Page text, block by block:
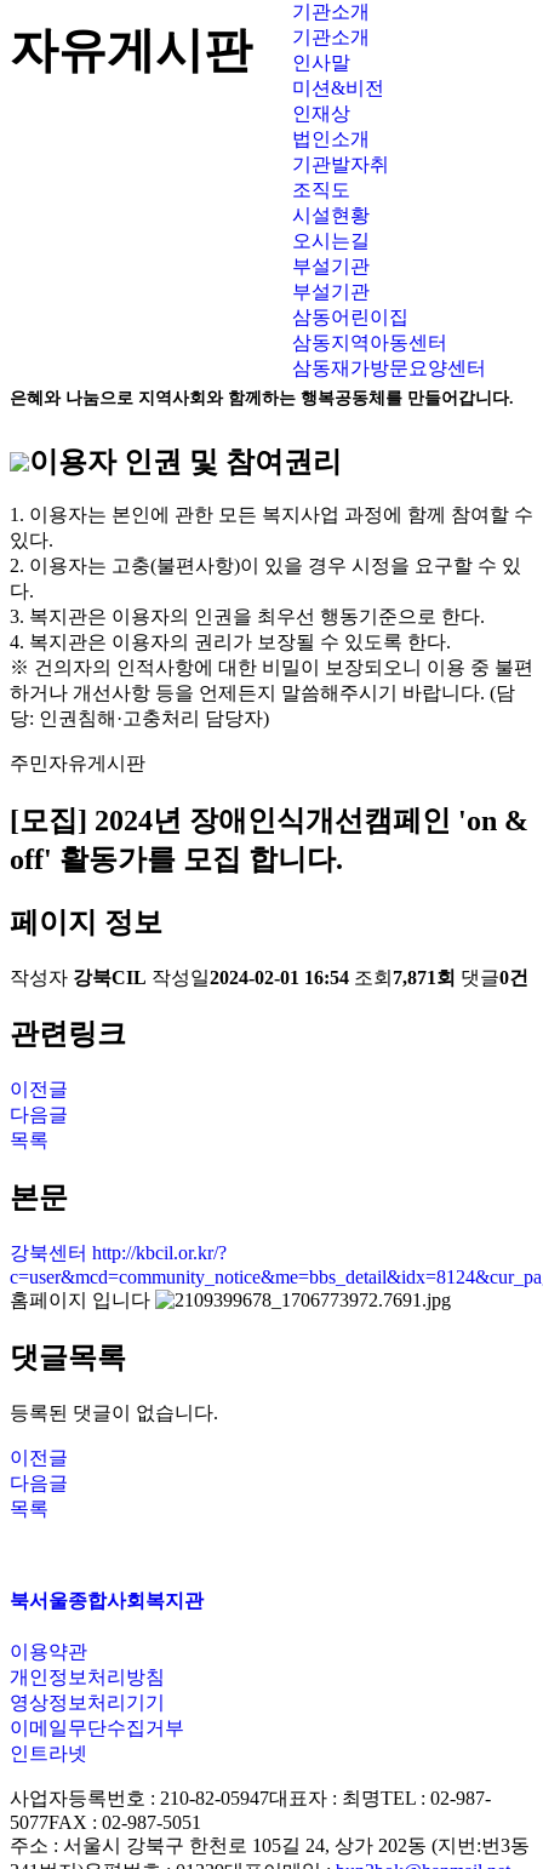
기관소개
기관소개
인사말
미션&비전
인재상
법인소개
기관발자취
조직도
시설현황
오시는길
부설기관
부설기관
삼동어린이집
삼동지역아동센터
삼동재가방문요양센터
자유게시판
은혜와 나눔으로 지역사회와 함께하는 행복공동체를 만들어갑니다.
이용자 인권 및 참여권리
1. 이용자는 본인에 관한 모든 복지사업 과정에 함께 참여할 수
있다.
2. 이용자는 고충(불편사항)이 있을 경우 시정을 요구할 수 있
다.
3. 복지관은 이용자의 인권을 최우선 행동기준으로 한다.
4. 복지관은 이용자의 권리가 보장될 수 있도록 한다.
※ 건의자의 인적사항에 대한 비밀이 보장되오니 이용 중 불편
하거나 개선사항 등을 언제든지 말씀해주시기 바랍니다. (담
당: 인권침해·고충처리 담당자)
주민자유게시판
[모집] 2024년 장애인식개선캠페인 'on &
off' 활동가를 모집 합니다.
페이지 정보
작성자 강북CIL 작성일2024-02-01 16:54 조회 7,871회 댓글0건
관련링크
이전글
다음글
목록
본문
강북센터 http://kbcil.or.kr/?
홈페이지 입니다
댓글목록
등록된 댓글이 없습니다.
이전글
다음글
목록
북서울종합사회복지관
이용약관
개인정보처리방침
영상정보처리기기
이메일무단수집거부
인트라넷
사업자등록번호 : 210-82-05947대표자 : 최명TEL : 02-987-
5077FAX : 02-987-5051
주소 : 서울시 강북구 한천로 105길 24, 상가 202동 (지번:번3동